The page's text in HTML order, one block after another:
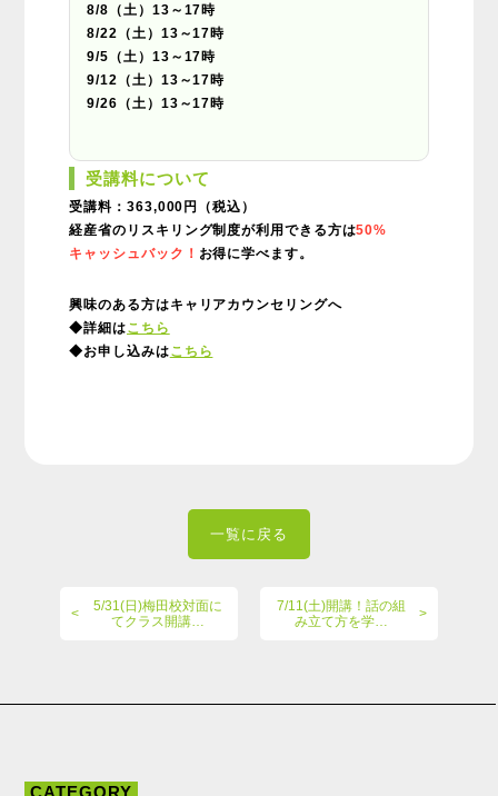
8/8（土）13～17時
8/22（土）13～17時
9/5（土）13～17時
9/12（土）13～17時
9/26（土）13～17時
受講料について
受講料：363,000円（税込）
経産省のリスキリング制度が利用できる方は50%
キャッシュバック！ お得に学べます。
興味のある方はキャリアカウンセリングへ
◆詳細はこちら
◆お申し込みはこちら
5/31(日)梅田校対面に
てクラス開講…
一覧に戻る
7/11(土)開講！話の組
み立て方を学…
CATEGORY